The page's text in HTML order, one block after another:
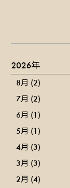
2026年
8月 (2)
7月 (2)
6月 (1)
5月 (1)
4月 (3)
3月 (3)
2月 (4)